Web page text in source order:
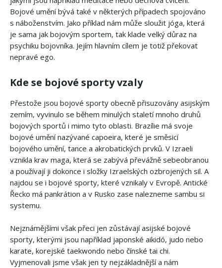
Bojové umění bývá také v některých případech spojováno
s náboženstvím. Jako příklad nám může sloužit jóga, která
je sama jak bojovým sportem, tak klade velký důraz na
psychiku bojovníka. Jejím hlavním cílem je totiž překovat
nepravé ego.
Kde se bojové sporty vzaly
Přestože jsou bojové sporty obecně přisuzovány asijským
zemím, vyvinulo se během minulých staletí mnoho druhů
bojových sportů i mimo tyto oblasti. Brazílie má svoje
bojové umění nazývané capoeira, které je směsicí
bojového umění, tance a akrobatických prvků. V Izraeli
vznikla krav maga, která se zabývá převážně sebeobranou
a používají ji dokonce i složky Izraelských ozbrojených sil. A
najdou se i bojové sporty, které vznikaly v Evropě. Antické
Řecko má pankrátion a v Rusko zase nalezneme sambu si
systemu.
Nejznámějšími však přeci jen zůstávají asijské bojové
sporty, kterými jsou například japonské aikidó, judo nebo
karate, korejské taekwondo nebo čínské tai chi.
Vyjmenovali jsme však jen ty nejzákladnější a nám